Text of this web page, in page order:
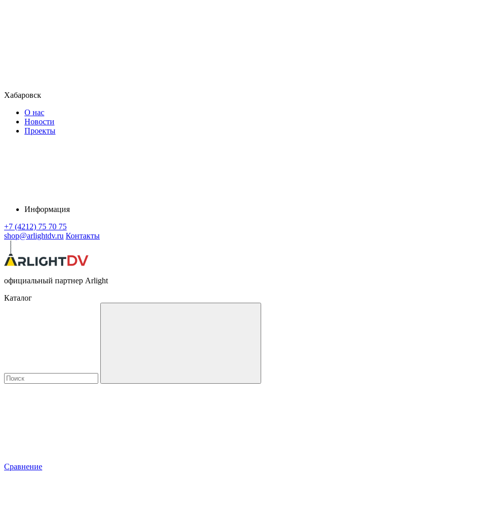
Хабаровск
О нас
Новости
Проекты
Информация
+7 (4212) 75 70 75
shop@arlightdv.ru Контакты
официальный партнер Arlight
Каталог
Сравнение